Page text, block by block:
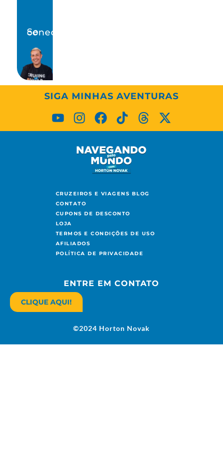
Se conecte!
SIGA MINHAS AVENTURAS
CRUZEIROS E VIAGENS BLOG
CONTATO
CUPONS DE DESCONTO
LOJA
TERMOS E CONDIÇÕES DE USO
AFILIADOS
POLÍTICA DE PRIVACIDADE
ENTRE EM CONTATO
CLIQUE AQUI!
©2024 Horton Novak